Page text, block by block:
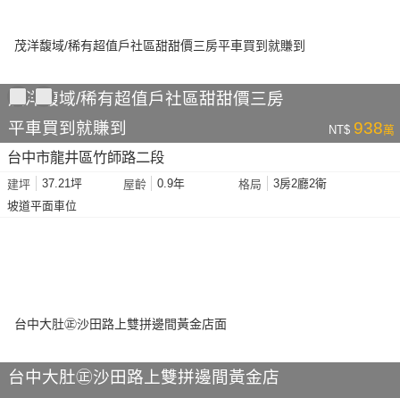
茂洋馥域/稀有超值戶社區甜甜價三房
平車買到就賺到
NT$ 938萬
台中市龍井區竹師路二段
建坪 37.21坪 屋齡 0.9年 格局
3房2廳2衛
坡道平面車位
台中大肚㊣沙田路上雙拼邊間黃金店